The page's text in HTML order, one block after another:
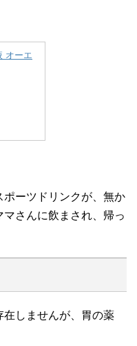
オーエ
ーツドリンクが、無か
さんに飲まされ、帰っ
在しませんが、胃の薬